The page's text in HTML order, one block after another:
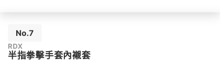
No.7
RDX
半指拳擊手套內襯套